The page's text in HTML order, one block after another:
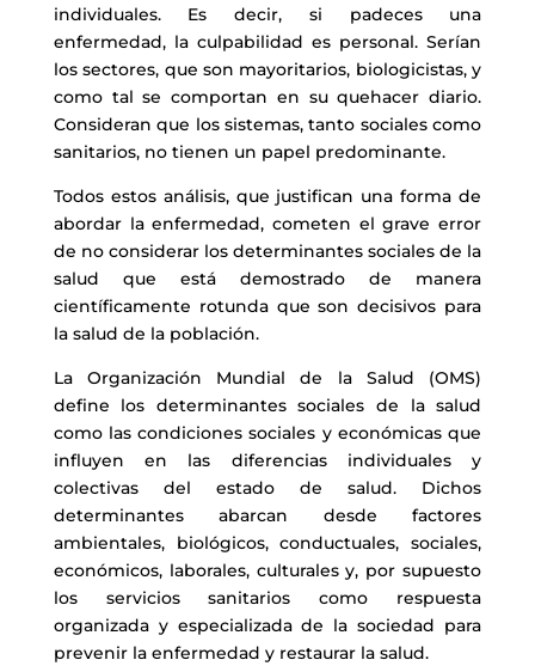
individuales. Es decir, si padeces una
enfermedad, la culpabilidad es personal. Serían
los sectores, que son mayoritarios, biologicistas, y
como tal se comportan en su quehacer diario.
Consideran que los sistemas, tanto sociales como
sanitarios, no tienen un papel predominante.
Todos estos análisis, que justifican una forma de
abordar la enfermedad, cometen el grave error
de no considerar los determinantes sociales de la
salud que está demostrado de manera
científicamente rotunda que son decisivos para
la salud de la población.
La Organización Mundial de la Salud (OMS)
define los determinantes sociales de la salud
como las condiciones sociales y económicas que
influyen en las diferencias individuales y
colectivas del estado de salud. Dichos
determinantes abarcan desde factores
ambientales, biológicos, conductuales, sociales,
económicos, laborales, culturales y, por supuesto
los servicios sanitarios como respuesta
organizada y especializada de la sociedad para
prevenir la enfermedad y restaurar la salud.